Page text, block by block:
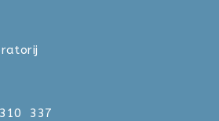
medicina
laboratorij
337